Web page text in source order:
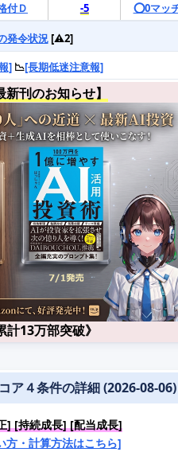
付Ｄ -5 ⭕️0マッ
発令状況[⚠️2]
]📉[長期低迷注意報]
新刊のお知らせ】
計13万部突破》
ア４条件の詳細 (2026-08-06)
] [持続成長] [配当成長]
方・計算方法はこちら]